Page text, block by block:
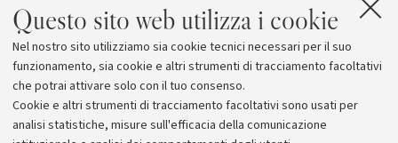
Questo sito web utilizza i cookie
Nel nostro sito utilizziamo sia cookie tecnici necessari per il suo
funzionamento, sia cookie e altri strumenti di tracciamento facoltativi
che potrai attivare solo con il tuo consenso.
Cookie e altri strumenti di tracciamento facoltativi sono usati per
analisi statistiche, misure sull'efficacia della comunicazione
prossime fasi del progetto SOCLIMPACT per poter
sviluppare ulteriormente la conoscenza degli effetti non
di mercato del Cambiamento Climatico sull’economia
del Turismo.